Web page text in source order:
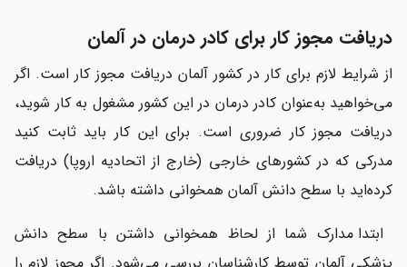
دریافت مجوز کار برای کادر درمان در آلمان
از شرایط لازم برای کار در کشور آلمان دریافت مجوز کار است. اگر
می‌خواهید به‌عنوان کادر درمان در این کشور مشغول به کار شوید،
دریافت مجوز کار ضروری است. برای این کار باید ثابت کنید
مدرکی که در کشورهای خارجی (خارج از اتحادیه اروپا) دریافت
کرده‌اید با سطح دانش آلمان همخوانی داشته باشد.
ابتدا مدارک شما از لحاظ همخوانی داشتن با سطح دانش